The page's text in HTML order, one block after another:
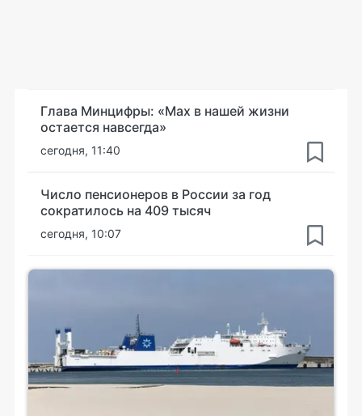
Глава Минцифры: «Мах в нашей жизни
остается навсегда»
сегодня, 11:40
Число пенсионеров в России за год
сократилось на 409 тысяч
сегодня, 10:07